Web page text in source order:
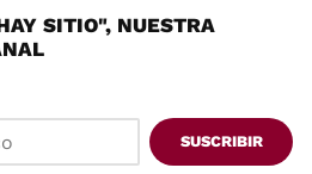
SITIO", NUESTRA
SUSCRIBIR